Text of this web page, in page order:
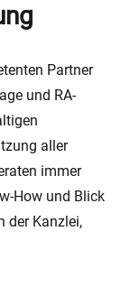
Partner
und RA-
aller
immer
How und Blick
der Kanzlei,